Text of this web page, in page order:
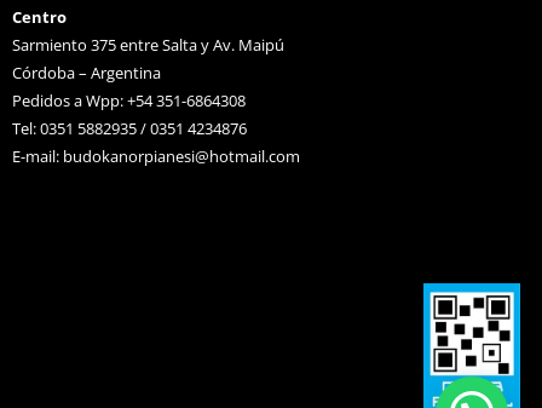
Centro
Sarmiento 375 entre Salta y Av. Maipú
Córdoba – Argentina
Pedidos a Wpp: +54 351-6864308
Tel: 0351 5882935 / 0351 4234876
E-mail: budokanorpianesi@hotmail.com